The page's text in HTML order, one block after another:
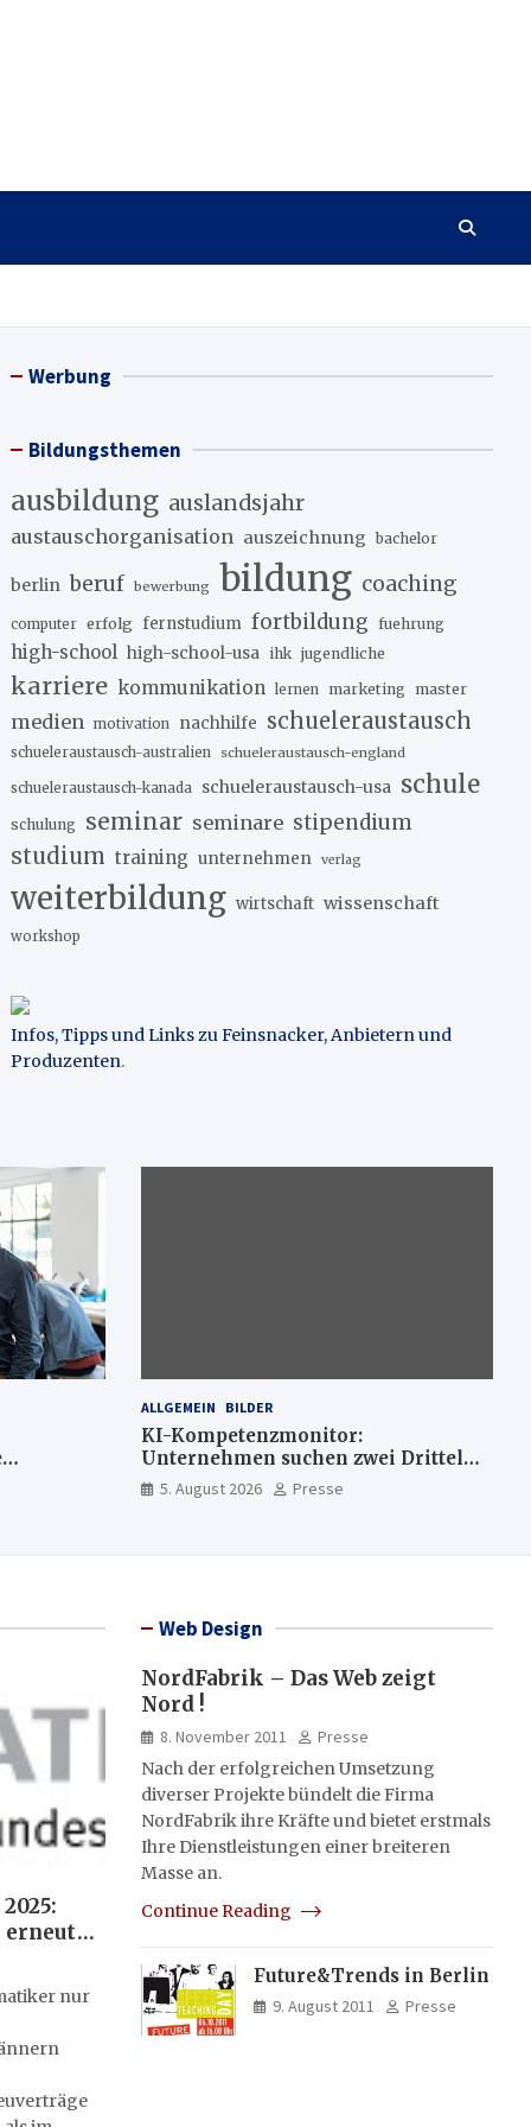
Werbung
Bildungsthemen
ausbildung auslandsjahr
austauschorganisation auszeichnung bachelor
berlin beruf bewerbung bildung coaching
computer erfolg fernstudium fortbildung fuehrung
high-school high-school-usa ihk jugendliche
karriere kommunikation lernen marketing master
medien motivation nachhilfe schueleraustausch
schueleraustausch-australien schueleraustausch-england
schueleraustausch-kanada schueleraustausch-usa schule
schulung seminar seminare stipendium
studium training unternehmen verlag
weiterbildung wirtschaft wissenschaft
workshop
Infos, Tipps und Links zu Feinsnacker, Anbietern und
Produzenten.
ALLGEMEIN BILDER
KI-Kompetenzmonitor:
Unternehmen suchen zwei Drittel
mehr KI-Experten
5. August 2026 Presse
erneut
nur
Web Design
NordFabrik – Das Web zeigt
Nord !
8. November 2011
Presse
Nach der erfolgreichen Umsetzung
diverser Projekte bündelt die Firma
NordFabrik ihre Kräfte und bietet erstmals
Ihre Dienstleistungen einer breiteren
Masse an.
Continue Reading
Future&Trends in Berlin
9. August 2011 Presse